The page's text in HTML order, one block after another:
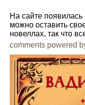
На сайте появилась
можно оставить
новеллах, так что
comments powered